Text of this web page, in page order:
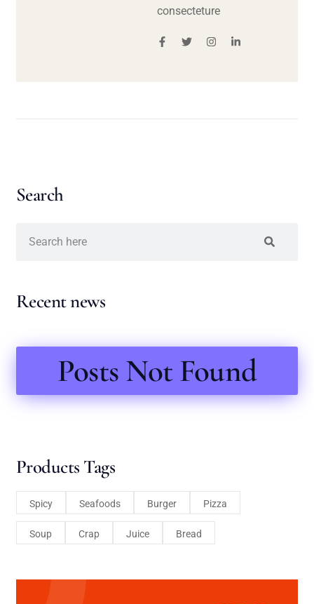
consecteture
Search
Recent news
Posts Not Found
Products Tags
Spicy Seafoods Burger Pizza
Soup Crap Juice Bread